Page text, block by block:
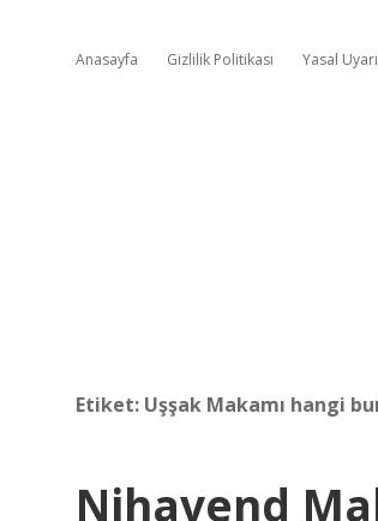
Anasayfa Gizlilik Politikası Yasal Uyarı
Etiket: Uşşak Makamı hangi
Nihavend